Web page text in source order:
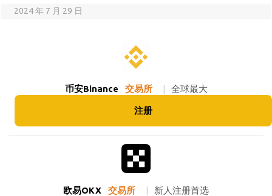
2024 年 7 月 29 日
币安Binance 交易所 | 全球最大
注册
欧易OKX 交易所 | 新人注册首选